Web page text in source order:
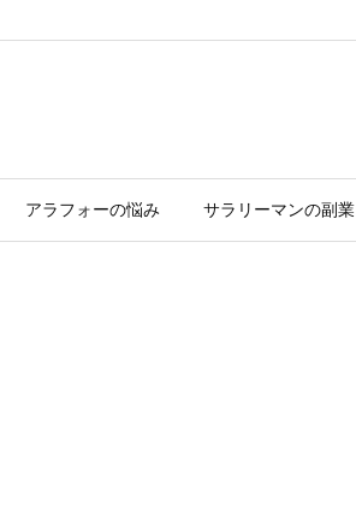
アラフォーの悩み サラリーマンの副業